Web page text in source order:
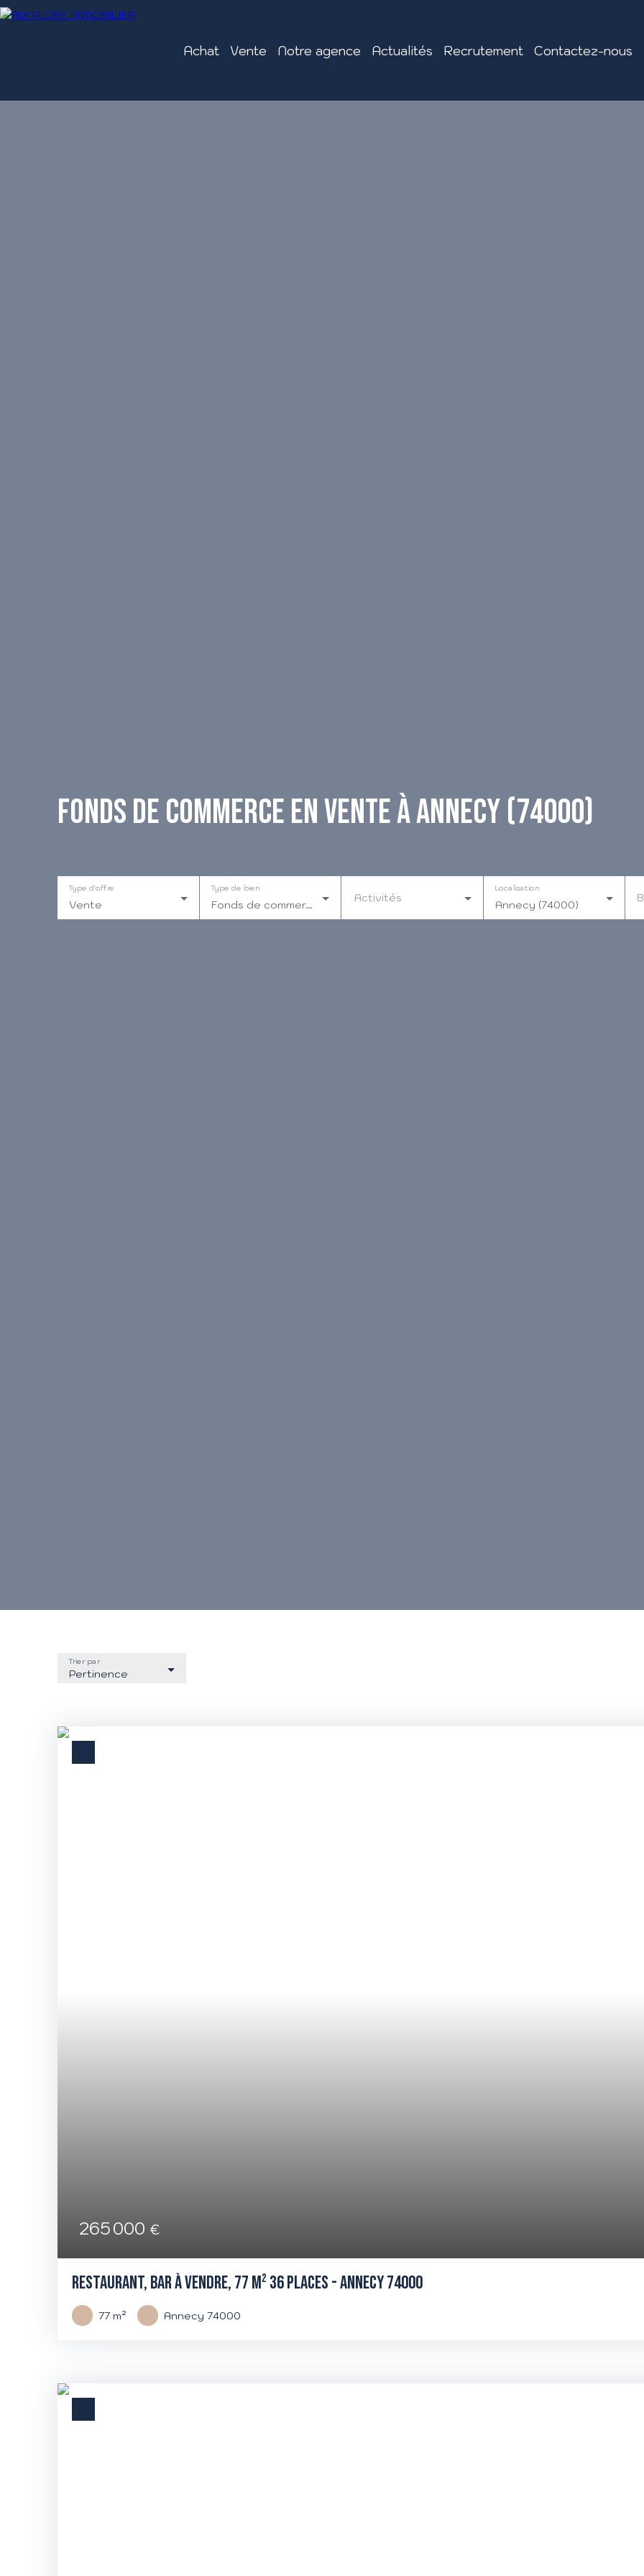
Achat Vente Notre agence Actualités Recrutement Contactez-nous
Fonds de commerce en vente à Annecy (74000)
Vente
Type d'offre
Fonds de commerce
Type de bien
Activités
Annecy (74000)
Localisation
Pertinence
Trier par
265 000 €
RESTAURANT, BAR À VENDRE, 77 M² 36 PLACES - ANNECY 74000
77m² Annecy 74000